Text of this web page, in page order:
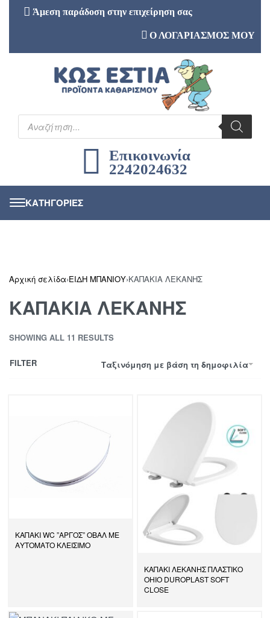
Άμεση παράδοση στην επιχείρηση σας
Ο ΛΟΓΑΡΙΑΣΜΟΣ ΜΟΥ
Επικοινωνία
2242024632
Αρχική σελίδα›ΕΙΔΗ ΜΠΑΝΙΟΥ›ΚΑΠΑΚΙΑ ΛΕΚΑΝΗΣ
ΚΑΠΑΚΙΑ ΛΕΚΑΝΗΣ
SHOWING ALL 11 RESULTS
Ταξινόμηση με βάση τη δημοφιλία
FILTER
ΚΑΠΑΚΙ WC ”ΑΡΓΟΣ” ΟΒΑΛ ΜΕ
ΑΥΤΟΜΑΤΟ ΚΛΕΙΣΙΜΟ
ΚΑΠΑΚΙ ΛΕΚΑΝΗΣ ΠΛΑΣΤΙΚΟ
OHIO DUROPLAST SOFT
CLOSE